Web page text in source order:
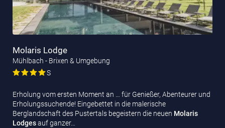
Molaris Lodge
Mühlbach - Brixen & Umgebung
S
Erholung vom ersten Moment an … für Genießer, Abenteurer und
Erholungssuchende! Eingebettet in die malerische
Berglandschaft des Pustertals begeistern die neuen Molaris
Lodgesauf ganzer…